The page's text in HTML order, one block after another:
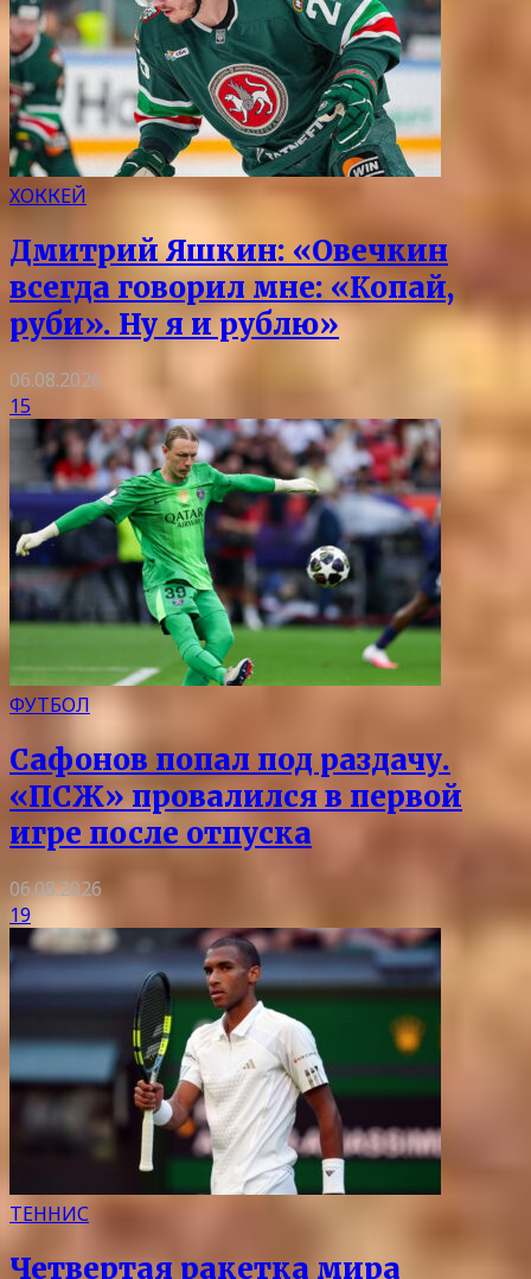
ХОККЕЙ
Дмитрий Яшкин: «Овечкин
всегда говорил мне: «Копай,
руби». Ну я и рублю»
06.08.2026
15
ФУТБОЛ
Сафонов попал под раздачу.
«ПСЖ» провалился в первой
игре после отпуска
06.08.2026
19
ТЕННИС
Четвертая ракетка мира